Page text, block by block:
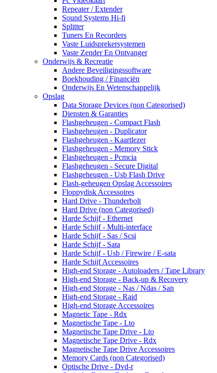
Repeater / Extender
Sound Systems Hi-fi
Splitter
Tuners En Recorders
Vaste Luidsprekersystemen
Vaste Zender En Ontvanger
Onderwijs & Recreatie
Andere Beveiligingssoftware
Boekhouding / Financiën
Onderwijs En Wetenschappelijk
Opslag
Data Storage Devices (non Categorised)
Diensten & Garanties
Flashgeheugen - Compact Flash
Flashgeheugen - Duplicator
Flashgeheugen - Kaartlezer
Flashgeheugen - Memory Stick
Flashgeheugen - Pcmcia
Flashgeheugen - Secure Digital
Flashgeheugen - Usb Flash Drive
Flash-geheugen Opslag Accessoires
Floppydisk Accessoires
Hard Drive - Thunderbolt
Hard Drive (non Categorised)
Harde Schijf - Ethernet
Harde Schijf - Multi-interface
Harde Schijf - Sas / Scsi
Harde Schijf - Sata
Harde Schijf - Usb / Firewire / E-sata
Harde Schijf Accessoires
High-end Storage - Autoloaders / Tape Library
High-end Storage - Back-up & Recovery
High-end Storage - Nas / Ndas / San
High-end Storage - Raid
High-end Storage Accessoires
Magnetic Tape - Rdx
Magnetische Tape - Lto
Magnetische Tape Drive - Lto
Magnetische Tape Drive - Rdx
Magnetische Tape Drive Accessoires
Memory Cards (non Categorised)
Optische Drive - Dvd-r